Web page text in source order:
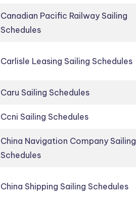
Canadian Pacific Railway Sailing
Schedules
Carlisle Leasing Sailing Schedules
Caru Sailing Schedules
Ccni Sailing Schedules
China Navigation Company Sailing
Schedules
China Shipping Sailing Schedules